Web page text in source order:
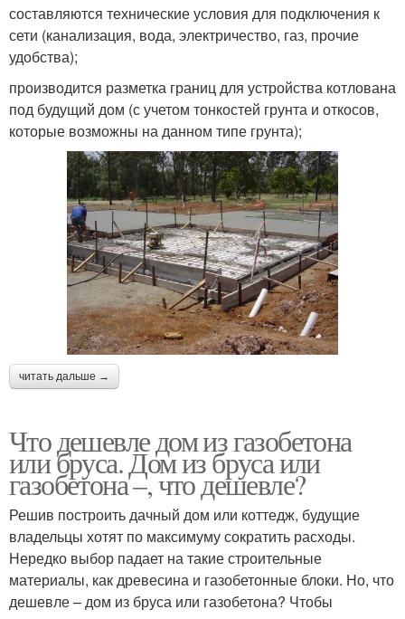
составляются технические условия для подключения к
сети (канализация, вода, электричество, газ, прочие
удобства);
производится разметка границ для устройства котлована
под будущий дом (с учетом тонкостей грунта и откосов,
которые возможны на данном типе грунта);
читать дальше →
Что дешевле дом из газобетона
или бруса. Дом из бруса или
газобетона –, что дешевле?
Решив построить дачный дом или коттедж, будущие
владельцы хотят по максимуму сократить расходы.
Нередко выбор падает на такие строительные
материалы, как древесина и газобетонные блоки. Но, что
дешевле – дом из бруса или газобетона? Чтобы